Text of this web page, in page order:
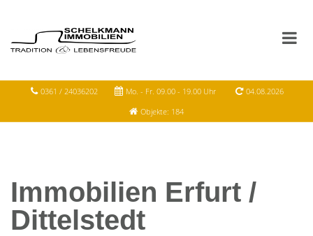
0361 / 24036202 Mo. - Fr. 09.00 - 19.00 Uhr
04.08.2026
Objekte: 184
Immobilien Erfurt /
Dittelstedt